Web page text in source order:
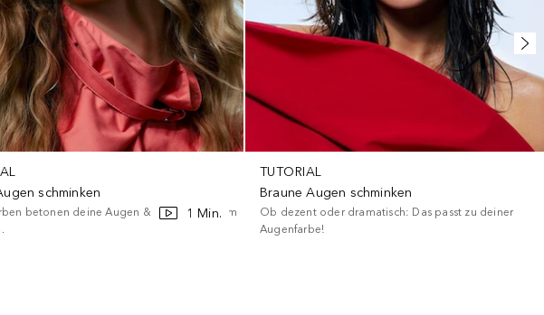
1 Min.
schminken
betonen deine Augen & bringen sie zum
TUTORIAL
Braune Augen schminken
Ob dezent oder dramatisch: Das passt zu deiner
Augenfarbe!